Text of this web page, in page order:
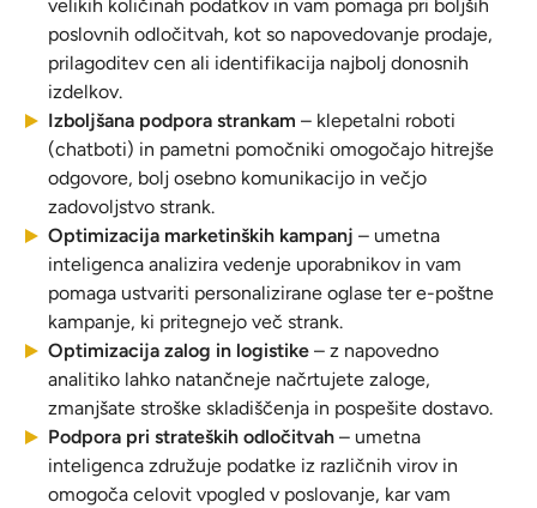
velikih količinah podatkov in vam pomaga pri boljših
poslovnih odločitvah, kot so napovedovanje prodaje,
prilagoditev cen ali identifikacija najbolj donosnih
izdelkov.
Izboljšana podpora strankam – klepetalni roboti
(chatboti) in pametni pomočniki omogočajo hitrejše
odgovore, bolj osebno komunikacijo in večjo
zadovoljstvo strank.
Optimizacija marketinških kampanj – umetna
inteligenca analizira vedenje uporabnikov in vam
pomaga ustvariti personalizirane oglase ter e-poštne
kampanje, ki pritegnejo več strank.
Optimizacija zalog in logistike – z napovedno
analitiko lahko natančneje načrtujete zaloge,
zmanjšate stroške skladiščenja in pospešite dostavo.
Podpora pri strateških odločitvah – umetna
inteligenca združuje podatke iz različnih virov in
omogoča celovit vpogled v poslovanje, kar vam